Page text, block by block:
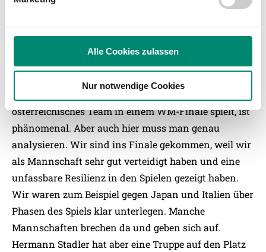
Verwendung unserer Website an unsere Partner für
Partner führen diese Informationen möglicherweise mit
weiteren Daten zusammen, die Sie ihnen bereitgestellt
haben oder die sie im Rahmen Ihrer Nutzung der Dienste
gesammelt haben.
Weitere Details, insbesondere zu Speicherdauer und
Empfänger entnehmen Sie unserer
Datenschutzerklärung
Alle Cookies zulassen
Nur notwendige Cookies
Hat dich der Erfolg der U17-Nationalmannschaft
überrascht?
Natürlich hat es mich überrascht. Dass ein
österreichisches Team in einem WM-Finale spielt, ist
phänomenal. Aber auch hier muss man genau
analysieren. Wir sind ins Finale gekommen, weil wir
als Mannschaft sehr gut verteidigt haben und eine
unfassbare Resilienz in den Spielen gezeigt haben.
Wir waren zum Beispiel gegen Japan und Italien über
Phasen des Spiels klar unterlegen. Manche
Mannschaften brechen da und geben sich auf.
Hermann Stadler hat aber eine Truppe auf den Platz